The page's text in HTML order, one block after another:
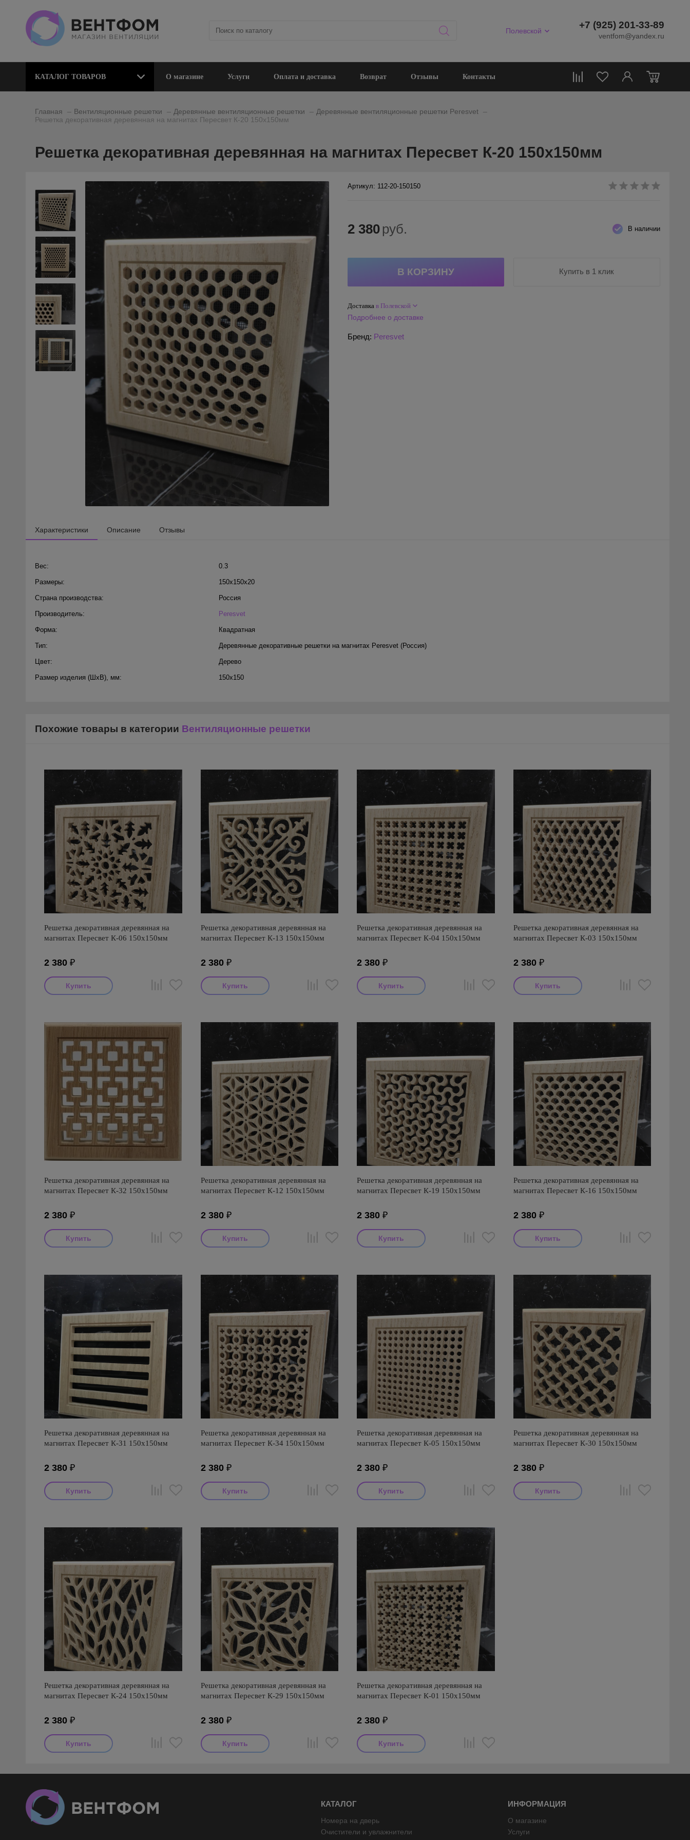
Полевской
+7 (925) 201-33-89
ventfom@yandex.ru
0
КАТАЛОГ ТОВАРОВ О магазине Услуги Оплата и доставка Возврат Отзывы Контакты
Главная Вентиляционные решетки Деревянные вентиляционные решетки Деревянные вентиляционные решетки Peresvet
Решетка декоративная деревянная на магнитах Пересвет К-20 150х150мм
Решетка декоративная деревянная на магнитах Пересвет К-20 150х150мм
Артикул: 112-20-150150
В наличии
2 380 руб.
Купить в 1 клик
Доставка в Полевской
Подробнее о доставке
Бренд: Peresvet
Характеристики Описание Отзывы
Вес: 0.3
Размеры: 150x150x20
Страна производства: Россия
Производитель: Peresvet
Форма: Квадратная
Тип: Деревянные декоративные решетки на магнитах Peresvet (Россия)
Цвет: Дерево
Размер изделия (ШхВ), мм: 150х150
Похожие товары в категории Вентиляционные решетки
Решетка декоративная деревянная на
магнитах Пересвет К-06 150х150мм
2 380 ₽
Решетка декоративная деревянная на
магнитах Пересвет К-13 150х150мм
2 380₽
Решетка декоративная деревянная на
магнитах Пересвет К-04 150х150мм
2 380 ₽
Решетка декоративная деревянная на
магнитах Пересвет К-03 150х150мм
2 380₽
Решетка декоративная деревянная на
магнитах Пересвет К-32 150х150мм
2 380 ₽
Решетка декоративная деревянная на
магнитах Пересвет К-12 150х150мм
2 380₽
Решетка декоративная деревянная на
магнитах Пересвет К-19 150х150мм
2 380 ₽
Решетка декоративная деревянная на
магнитах Пересвет К-16 150х150мм
2 380₽
Решетка декоративная деревянная на
магнитах Пересвет К-31 150х150мм
2 380 ₽
Решетка декоративная деревянная на
магнитах Пересвет К-34 150х150мм
2 380₽
Решетка декоративная деревянная на
магнитах Пересвет К-05 150х150мм
2 380 ₽
Решетка декоративная деревянная на
магнитах Пересвет К-30 150х150мм
2 380₽
Решетка декоративная деревянная на
магнитах Пересвет К-24 150х150мм
2 380 ₽
Решетка декоративная деревянная на
магнитах Пересвет К-29 150х150мм
2 380₽
Решетка декоративная деревянная на
магнитах Пересвет К-01 150х150мм
2 380 ₽
КАТАЛОГ
Номера на дверь
Очистители и увлажнители
ИНФОРМАЦИЯ
О магазине
Услуги